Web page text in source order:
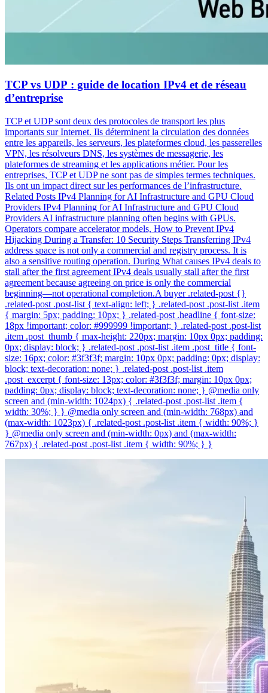
TCP vs UDP : guide de location IPv4 et de réseau
d’entreprise
TCP et UDP sont deux des protocoles de transport les plus
importants sur Internet. Ils déterminent la circulation des données
entre les appareils, les serveurs, les plateformes cloud, les passerelles
VPN, les résolveurs DNS, les systèmes de messagerie, les
plateformes de streaming et les applications métier. Pour les
entreprises, TCP et UDP ne sont pas de simples termes techniques.
Ils ont un impact direct sur les performances de l’infrastructure.
Related Posts IPv4 Planning for AI Infrastructure and GPU Cloud
Providers IPv4 Planning for AI Infrastructure and GPU Cloud
Providers AI infrastructure planning often begins with GPUs.
Operators compare accelerator models, How to Prevent IPv4
Hijacking During a Transfer: 10 Security Steps Transferring IPv4
address space is not only a commercial and registry process. It is
also a sensitive routing operation. During What causes IPv4 deals to
stall after the first agreement IPv4 deals usually stall after the first
agreement because agreeing on price is only the commercial
beginning—not operational completion.A buyer .related-post {}
.related-post .post-list { text-align: left; } .related-post .post-list .item
{ margin: 5px; padding: 10px; } .related-post .headline { font-size:
18px !important; color: #999999 !important; } .related-post .post-list
.item .post_thumb { max-height: 220px; margin: 10px 0px; padding:
0px; display: block; } .related-post .post-list .item .post_title { font-
size: 16px; color: #3f3f3f; margin: 10px 0px; padding: 0px; display:
block; text-decoration: none; } .related-post .post-list .item
.post_excerpt { font-size: 13px; color: #3f3f3f; margin: 10px 0px;
padding: 0px; display: block; text-decoration: none; } @media only
screen and (min-width: 1024px) { .related-post .post-list .item {
width: 30%; } } @media only screen and (min-width: 768px) and
(max-width: 1023px) { .related-post .post-list .item { width: 90%; }
} @media only screen and (min-width: 0px) and (max-width:
767px) { .related-post .post-list .item { width: 90%; } }